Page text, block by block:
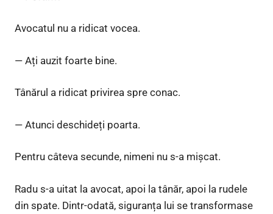
Avocatul nu a ridicat vocea.
— Ați auzit foarte bine.
Tânărul a ridicat privirea spre conac.
— Atunci deschideți poarta.
Pentru câteva secunde, nimeni nu s-a mișcat.
Radu s-a uitat la avocat, apoi la tânăr, apoi la rudele
din spate. Dintr-odată, siguranța lui se transformase